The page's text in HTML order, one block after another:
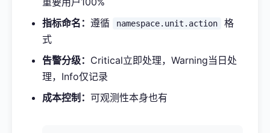
指标命名： 遵循 namespace.unit.action
格
式
告警分级： Critical立即处理，Warning当日处
理，Info仅记录
成本控制： 可观测性本身也有